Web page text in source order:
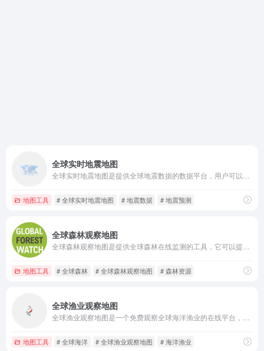
全球实时地震地图
地图工具 # 全球实时地震地图 # 地震数据 # 地震预测
全球森林观察地图
地图工具 # 全球森林 # 全球森林观察地图 # 森林资源
全球渔业观察地图
地图工具 # 全球海洋 # 全球渔业观察地图 # 海洋渔业